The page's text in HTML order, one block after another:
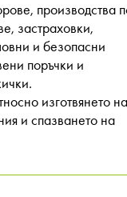
производства
застраховки,
и безопасни
поръчки и
изготвянето на
и спазването на